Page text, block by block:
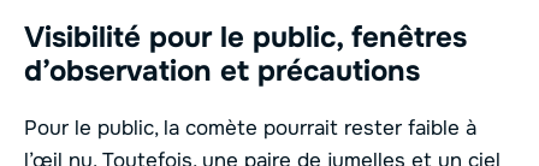
Visibilité pour le public, fenêtres
d’observation et précautions
Pour le public, la comète pourrait rester faible à
l’œil nu. Toutefois, une paire de jumelles et un ciel